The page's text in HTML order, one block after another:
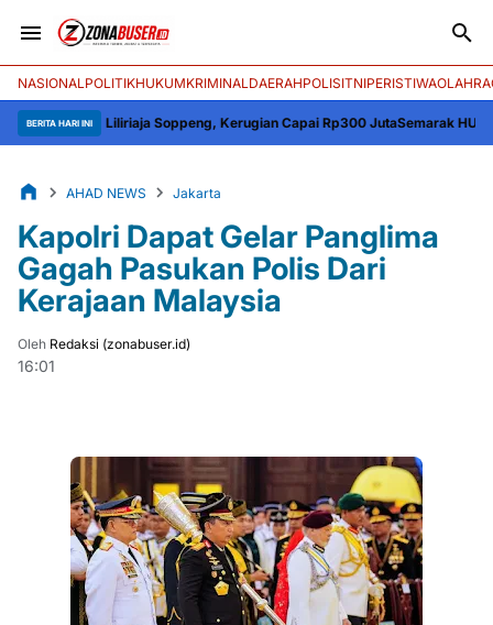
NASIONALPOLITIKHUKUMKRIMINALDAERAHPOLISITNIPERISTIWA
BERITA HARI INI
Liliriaja Soppeng, Kerugian Capai Rp300 JutaSemarak HUT ke-81 RI,
AHAD NEWS Jakarta
Kapolri Dapat Gelar Panglima
Gagah Pasukan Polis Dari
Kerajaan Malaysia
Oleh Redaksi (zonabuser.id)
16:01